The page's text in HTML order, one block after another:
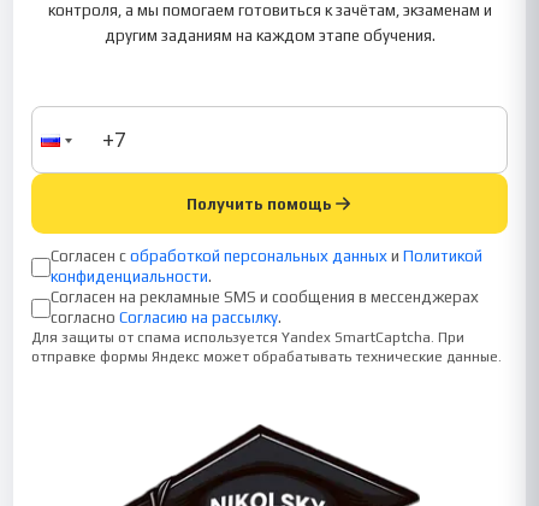
контроля, а мы помогаем готовиться к зачётам, экзаменам и
другим заданиям на каждом этапе обучения.
Получить помощь
Согласен с обработкой персональных данных и Политикой
конфиденциальности.
Согласен на рекламные SMS и сообщения в мессенджерах
согласно Согласию на рассылку.
Для защиты от спама используется Yandex SmartCaptcha. При
отправке формы Яндекс может обрабатывать технические данные.